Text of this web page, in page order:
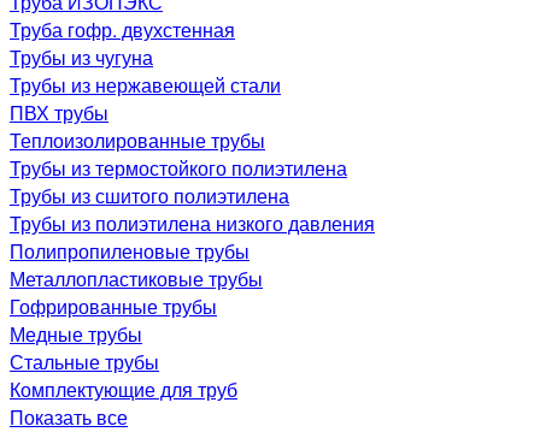
Труба гофр. двухстенная
Трубы из чугуна
Трубы из нержавеющей стали
ПВХ трубы
Теплоизолированные трубы
Трубы из термостойкого полиэтилена
Трубы из сшитого полиэтилена
Трубы из полиэтилена низкого давления
Полипропиленовые трубы
Металлопластиковые трубы
Гофрированные трубы
Медные трубы
Стальные трубы
Комплектующие для труб
Показать все